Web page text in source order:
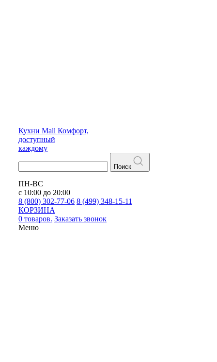
Кухни Mall Комфорт,
доступный
каждому
Поиск
ПН-ВС
с 10:00 до 20:00
8 (800) 302-77-06 8 (499) 348-15-11
КОРЗИНА
0 товаров. Заказать звонок
Меню